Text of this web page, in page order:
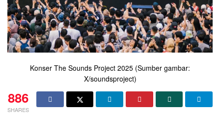
Konser The Sounds Project 2025 (Sumber gambar:
X/soundsproject)
886
SHARES